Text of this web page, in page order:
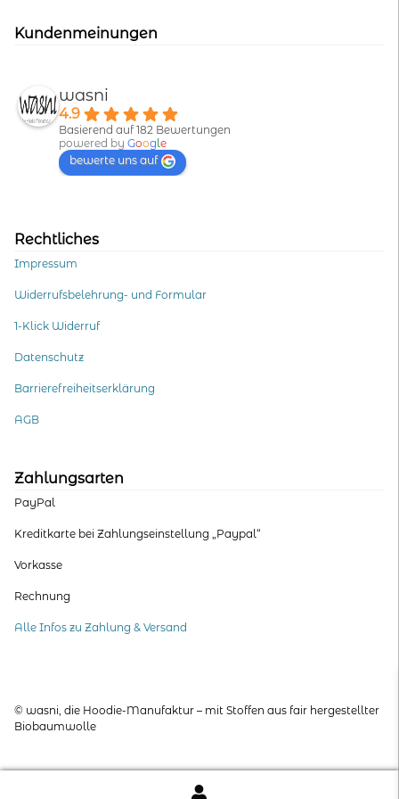
Kundenmeinungen
wasni
4.9
Basierend auf 182 Bewertungen
powered by Goog le
bewerte uns auf
Rechtliches
Impressum
Widerrufsbelehrung- und Formular
1-Klick Widerruf
Datenschutz
Barrierefreiheitserklärung
AGB
Zahlungsarten
PayPal
Kreditkarte bei Zahlungseinstellung „Paypal“
Vorkasse
Rechnung
Alle Infos zu Zahlung & Versand
© wasni, die Hoodie-Manufaktur – mit Stoffen aus fair hergestellter
Biobaumwolle